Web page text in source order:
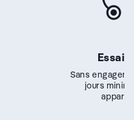
Essai
Sans
jours